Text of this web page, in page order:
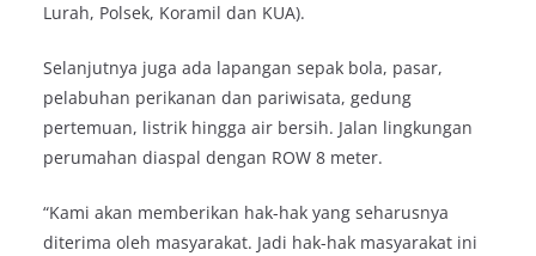
Lurah, Polsek, Koramil dan KUA).
Selanjutnya juga ada lapangan sepak bola, pasar,
pelabuhan perikanan dan pariwisata, gedung
pertemuan, listrik hingga air bersih. Jalan lingkungan
perumahan diaspal dengan ROW 8 meter.
“Kami akan memberikan hak-hak yang seharusnya
diterima oleh masyarakat. Jadi hak-hak masyarakat ini